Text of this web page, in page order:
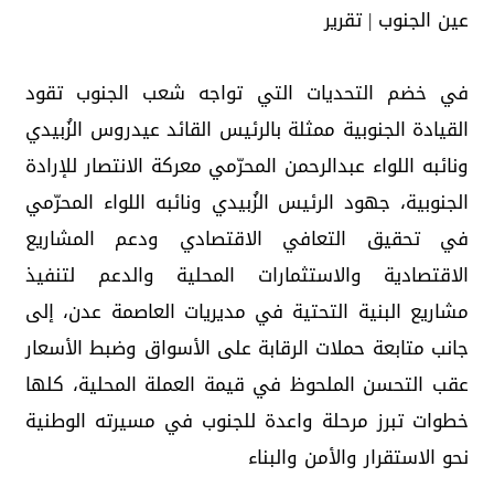
عين الجنوب | تقرير
في خضم التحديات التي تواجه شعب الجنوب تقود
القيادة الجنوبية ممثلة بالرئيس القائد عيدروس الزُبيدي
ونائبه اللواء عبدالرحمن المحرّمي معركة الانتصار للإرادة
الجنوبية، جهود الرئيس الزُبيدي ونائبه اللواء المحرّمي
في تحقيق التعافي الاقتصادي ودعم المشاريع
الاقتصادية والاستثمارات المحلية والدعم لتنفيذ
مشاريع البنية التحتية في مديريات العاصمة عدن، إلى
جانب متابعة حملات الرقابة على الأسواق وضبط الأسعار
عقب التحسن الملحوظ في قيمة العملة المحلية، كلها
خطوات تبرز مرحلة واعدة للجنوب في مسيرته الوطنية
نحو الاستقرار والأمن والبناء